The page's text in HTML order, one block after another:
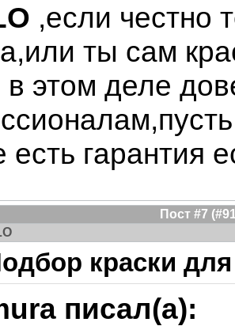
,если честно
ты сам
этом деле
есть гарантия
Пост #7
краски
писал(а):